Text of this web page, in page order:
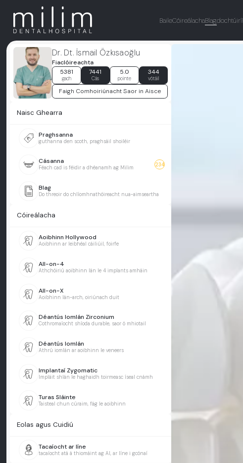
BaileCóireálachaBlagdochtúirí
Dr. Dt. İsmail Özkısaoğlu
Fiaclóireachta
5381
gach
7441
Cás
5.0
pointe
344
vótáil
Faigh Comhoiriúnacht Saor in Aisce
Naisc Ghearra
Praghsanna
guthanna den scoth, praghsáil shoiléir
Cásanna
Féach cad is féidir a dhéanamh ag Milim 234
Blag
Do threoir do chlíomhnathóireacht nua-aimseartha
Cóireálacha
Aoibhinn Hollywood
Aoibhinn ar leibhéal cáiliúil, foirfe
All-on-4
Athchóiriú aoibhinn lán le 4 implants amháin
All-on-X
Aoibhinn lán-arch, oiriúnach duit
Déantús Iomlán Zirconium
Cothromaíocht shíoda durable, saor ó mhiotail
Déantús Iomlán
Athrú iomlán ar aoibhinn le veneers
Implantaí Zygomatic
Impláit shlán le haghaidh toirmeasc íseal cnámh
Turas Sláinte
Taisteal chun cúraim, fág le aoibhinn
Eolas agus Cuidiú
Tacaíocht ar líne
tacaíocht atá á thiomáint ag AI, ar líne i gcónaí